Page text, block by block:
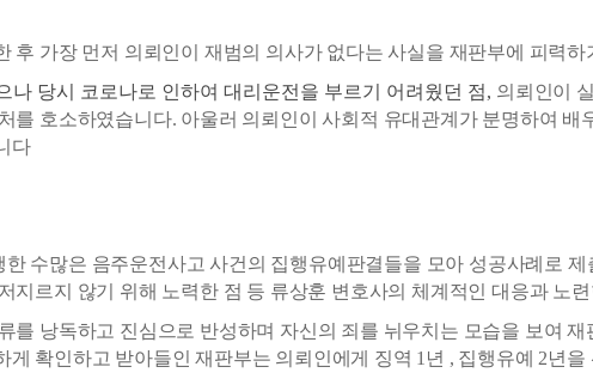
후 가장 먼저 의뢰인이 재범의 의사가 없다는 사실을 재판부에 피력
당시 코로나로 인하여 대리운전을 부르기 어려웠던 점, 의뢰인이
를 호소하였습니다. 아울러 의뢰인이 사회적 유대관계가 분명하여
다
수많은 음주운전사고 사건의 집행유예판결들을 모아 성공사례로
지르지 않기 위해 노력한 점 등 류상훈 변호사의 체계적인 대응과 노
를 낭독하고 진심으로 반성하며 자신의 죄를 뉘우치는 모습을 보여
확인하고 받아들인 재판부는 의뢰인에게 징역 1년 , 집행유예 2년을